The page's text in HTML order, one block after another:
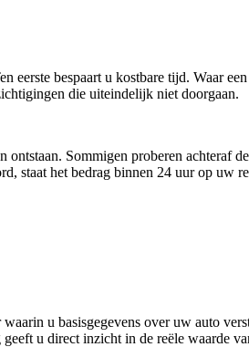
bespaart u kostbare tijd. Waar
die uiteindelijk niet doorgaan.
Sommigen proberen achteraf
staat het bedrag binnen 24 uur op
u basisgegevens over uw auto
u direct inzicht in de reële waarde